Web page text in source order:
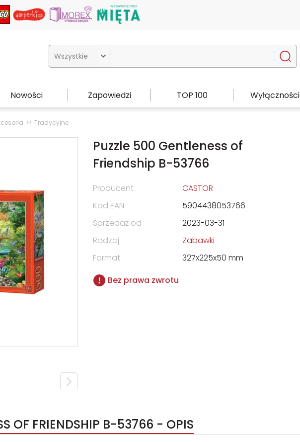

Nowości Zapowiedzi TOP 100 Wyłączności
Tradycyjne
Puzzle 500 Gentleness of
Friendship B-53766
Producent
CASTOR
Kod EAN
5904438053766
Sprzedaż od
2023-03-31
Rodzaj
Zabawki
Format
327x225x50 mm
Bez prawa zwrotu
OF FRIENDSHIP B-53766 - OPIS